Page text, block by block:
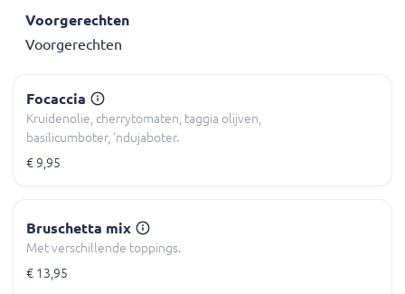
Voorgerechten
Voorgerechten
Focaccia
Kruidenolie, cherrytomaten, taggia olijven,
basilicumboter, ‘ndujaboter.
€ 9,95
Bruschetta mix
Met verschillende toppings.
€ 13,95